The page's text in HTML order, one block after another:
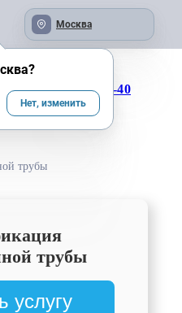
Москва
8 800 333-25-40
трубы
трубы
услугу
?
Нет, изменить